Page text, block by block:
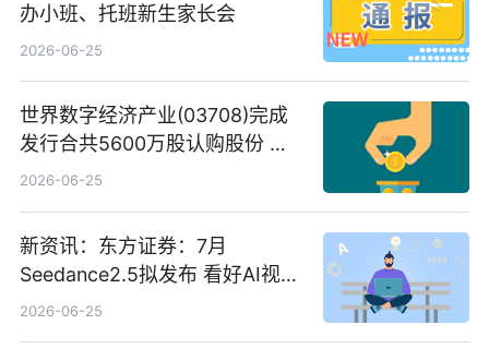
办小班、托班新生家长会
2026-06-25
世界数字经济产业(03708)完成
发行合共5600万股认购股份 净
筹约1007万港元 独家焦点
2026-06-25
新资讯：东方证券：7月
Seedance2.5拟发布 看好AI视频
创作工作流进一步提效
2026-06-25